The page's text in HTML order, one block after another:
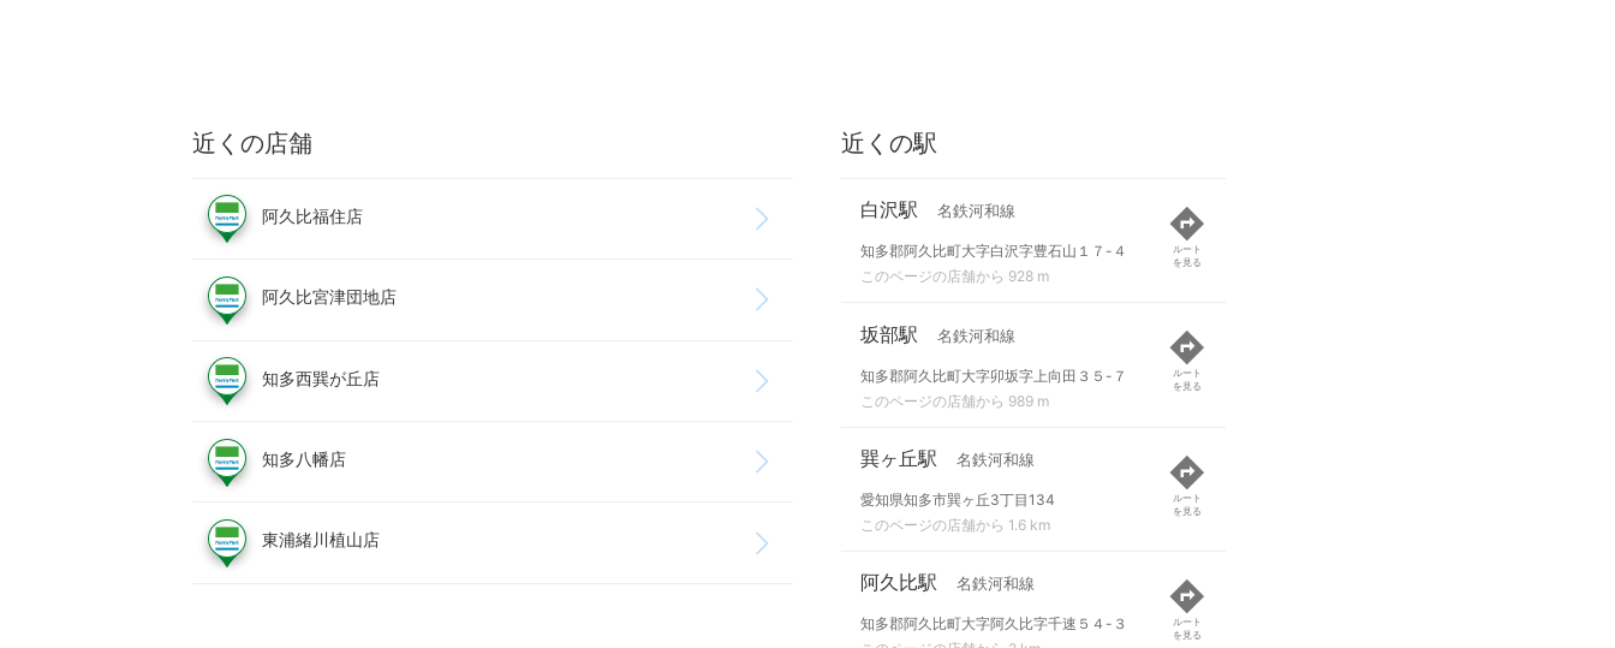
近くの店舗
阿久比福住店
阿久比宮津団地店
知多西巽が丘店
知多八幡店
東浦緒川植山店
近くの駅
白沢駅 名鉄河和線
知多郡阿久比町大字白沢字豊石山１７-４
このページの店舗から 928 m
ルート
を見る
坂部駅 名鉄河和線
知多郡阿久比町大字卯坂字上向田３５-７
このページの店舗から 989 m
ルート
を見る
巽ヶ丘駅 名鉄河和線
愛知県知多市巽ヶ丘3丁目134
このページの店舗から 1.6 km
ルート
を見る
阿久比駅 名鉄河和線
知多郡阿久比町大字阿久比字千速５４-３
ルート
を見る